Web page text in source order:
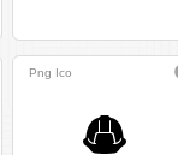
Png Ico